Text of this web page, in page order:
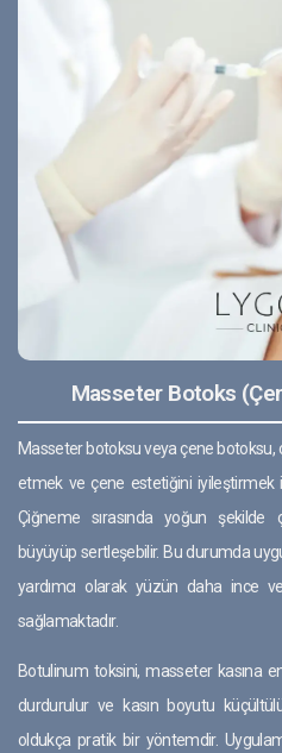
Masseter Botoks
Masseter botoksu veya çene botoksu,
etmek ve çene estetiğini iyileştirmek
Çiğneme sırasında yoğun şekilde
büyüyüp sertleşebilir. Bu durumda
yardımcı olarak yüzün daha ince
sağlamaktadır.
Botulinum toksini, masseter kasına
durdurulur ve kasın boyutu
oldukça pratik bir yöntemdir.